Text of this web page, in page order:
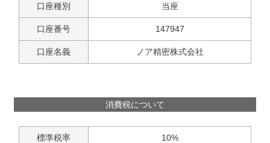
口座種別 当座
口座番号 147947
口座名義 ノア精密株式会社
消費税について
標準税率 10%